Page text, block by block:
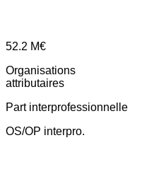
52.2 M€
Organisations
attributaires
Part interprofessionnelle
OS/OP interpro.